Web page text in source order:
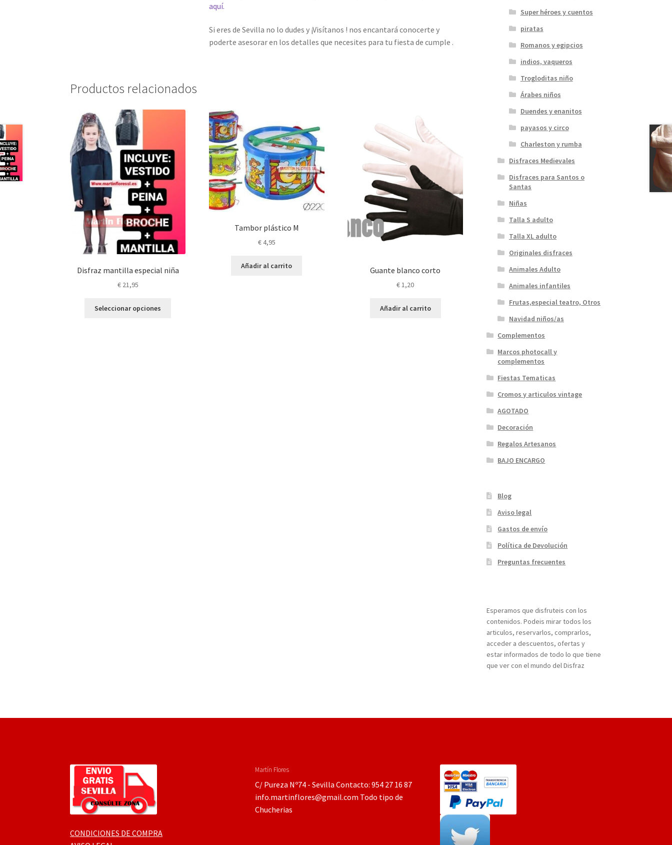
aquí.
Si eres de Sevilla no lo dudes y ¡Visítanos ! nos encantará conocerte y
poderte asesorar en los detalles que necesites para tu fiesta de cumple .
Productos relacionados
Disfraz mantilla especial niña
€21,95
Seleccionar opciones
Tambor plástico M
€4,95
Añadir al carrito Guante blanco corto
€1,20
Añadir al carrito
Super héroes y cuentos
piratas
Romanos y egipcios
indios, vaqueros
Trogloditas niño
Árabes niños
Duendes y enanitos
payasos y circo
Charleston y rumba
Disfraces Medievales
Disfraces para Santos o
Santas
Niñas
Talla S adulto
Talla XL adulto
Originales disfraces
Animales Adulto
Animales infantiles
Frutas,especial teatro, Otros
Navidad niños/as
Complementos
Marcos photocall y
complementos
Fiestas Tematicas
Cromos y articulos vintage
AGOTADO
Decoración
Regalos Artesanos
BAJO ENCARGO
Blog
Aviso legal
Gastos de envío
Política de Devolución
Preguntas frecuentes
Esperamos que disfruteis con los
contenidos. Podeis mirar todos los
articulos, reservarlos, comprarlos,
acceder a descuentos, ofertas y
estar informados de todo lo que tiene
que ver con el mundo del Disfraz
CONDICIONES DE COMPRA
Martín Flores
C/ Pureza Nº74 - Sevilla Contacto: 954 27 16 87
info.martinflores@gmail.com Todo tipo de
Chucherias